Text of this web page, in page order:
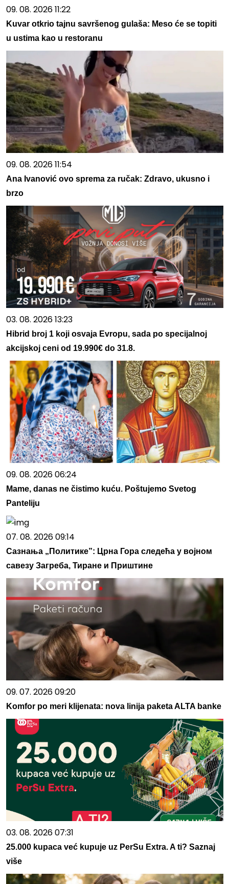
09. 08. 2026 11:22
Kuvar otkrio tajnu savršenog gulaša: Meso će se topiti
u ustima kao u restoranu
09. 08. 2026 11:54
Ana Ivanović ovo sprema za ručak: Zdravo, ukusno i
brzo
03. 08. 2026 13:23
Hibrid broj 1 koji osvaja Evropu, sada po specijalnoj
akcijskoj ceni od 19.990€ do 31.8.
09. 08. 2026 06:24
Mame, danas ne čistimo kuću. Poštujemo Svetog
Panteliju
07. 08. 2026 09:14
Сазнања „Политике”: Црна Гора следећа у војном
савезу Загреба, Тиране и Приштине
09. 07. 2026 09:20
Komfor po meri klijenata: nova linija paketa ALTA banke
03. 08. 2026 07:31
25.000 kupaca već kupuje uz PerSu Extra. A ti? Saznaj
više